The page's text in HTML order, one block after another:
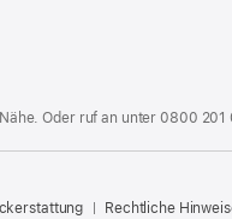
Oder ruf an unter0800 201
Rechtliche